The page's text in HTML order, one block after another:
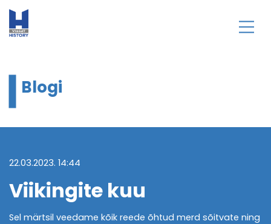
Blogi
22.03.2023. 14:44
Viikingite kuu
Sel märtsil veedame kõik reede õhtud merd sõitvate ning